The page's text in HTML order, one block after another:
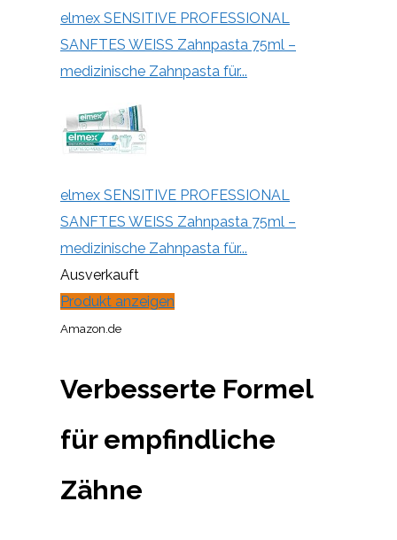
elmex SENSITIVE PROFESSIONAL
SANFTES WEISS Zahnpasta 75ml –
medizinische Zahnpasta für...
elmex SENSITIVE PROFESSIONAL
SANFTES WEISS Zahnpasta 75ml –
medizinische Zahnpasta für...
Ausverkauft
Produkt anzeigen
Amazon.de
Verbesserte Formel
für empfindliche
Zähne